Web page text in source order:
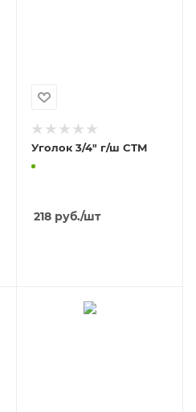
Уголок 3/4" г/ш CTM
218руб./шт